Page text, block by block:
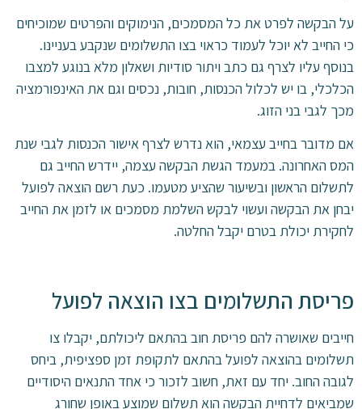
על הבקשה לפרט את כל המסמכים, הנימוקים והפרטים שמוכיחים
כי החייב לא יוכל לעמוד כראוי בצו התשלומים שנקבע בעניינו.
בנוסף עליו לצרף גם כתב ויתור סודיות ושאלון מלא בנוגע למצבו
הכלכלי, בו יש לכלול הכנסות, חובות, נכסים וגם את האינפורמציה
מכך לגבי בני הזוג.
אם מדובר בחייב עצמאי, הוא נדרש לצרף אישור הכנסות לגבי שנת
המס האחרונה. במעמד הגשת הבקשה עצמה, יידרש החייב גם
לתשלום הראשון ובשיעור שהציע מטעמו. כעת רשם הוצאה לפועל
יבחן את הבקשה ועשוי לבקש השלמת מסמכים או לזמן את החייב
לחקירת יכולת בטרם יקבל החלטה.
פריסת התשלומים בצו הוצאה לפועל
חייבים שאושרה להם פריסת חוב בהתאם ליכולתם, יקבלו צו
תשלומים בהוצאה לפועל בהתאם לתקופת זמן ספציפית, ביחס
לגובה החוב. יחד עם זאת, חשוב לזכור כי אחד התנאים היסודיים
שמביאים לדחיית הבקשה הוא תשלום שמוצע באופן שחורג